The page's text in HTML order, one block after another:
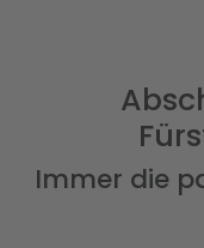
Immer die